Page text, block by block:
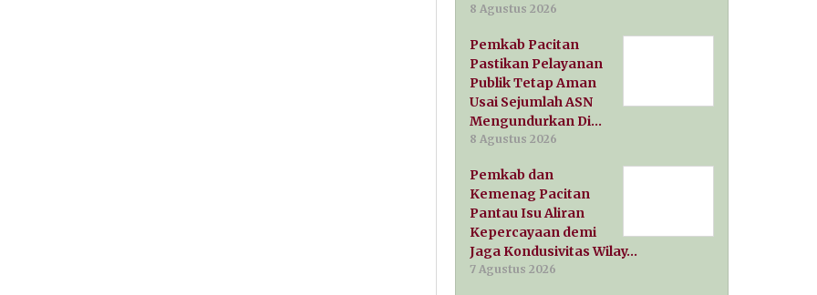
8 Agustus 2026
Pemkab Pacitan
Pastikan Pelayanan
Publik Tetap Aman
Usai Sejumlah ASN
Mengundurkan Di…
8 Agustus 2026
Pemkab dan
Kemenag Pacitan
Pantau Isu Aliran
Kepercayaan demi
Jaga Kondusivitas Wilay…
7 Agustus 2026